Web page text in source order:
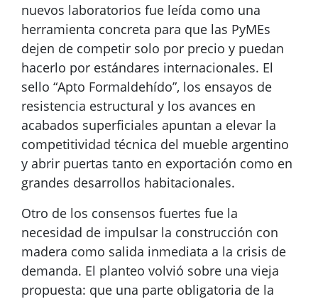
nuevos laboratorios fue leída como una
herramienta concreta para que las PyMEs
dejen de competir solo por precio y puedan
hacerlo por estándares internacionales. El
sello “Apto Formaldehído”, los ensayos de
resistencia estructural y los avances en
acabados superficiales apuntan a elevar la
competitividad técnica del mueble argentino
y abrir puertas tanto en exportación como en
grandes desarrollos habitacionales.
Otro de los consensos fuertes fue la
necesidad de impulsar la construcción con
madera como salida inmediata a la crisis de
demanda. El planteo volvió sobre una vieja
propuesta: que una parte obligatoria de la